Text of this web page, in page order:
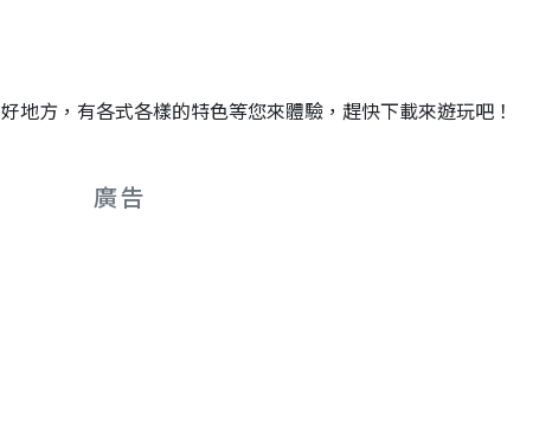
方，有各式各樣的特色等您來體驗，趕快下載來遊玩吧！
廣告